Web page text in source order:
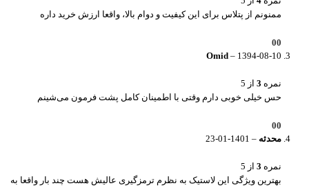
ممنونم از پتلاس برای این کیفیت و دوام بالا، واقعا ارزش خرید داره
0
0
Omid – 1394-08-10
نمره 3 از 5
حس خیلی خوبی دارم وقتی با اطمینان کامل پشت فرمون می‌شینم
0
0
محدثه –
1401-01-23
نمره 3 از 5
بهترین ویژگی این لاستیک به نظرم ترمزگیری عالیش هست چند بار واقعا به